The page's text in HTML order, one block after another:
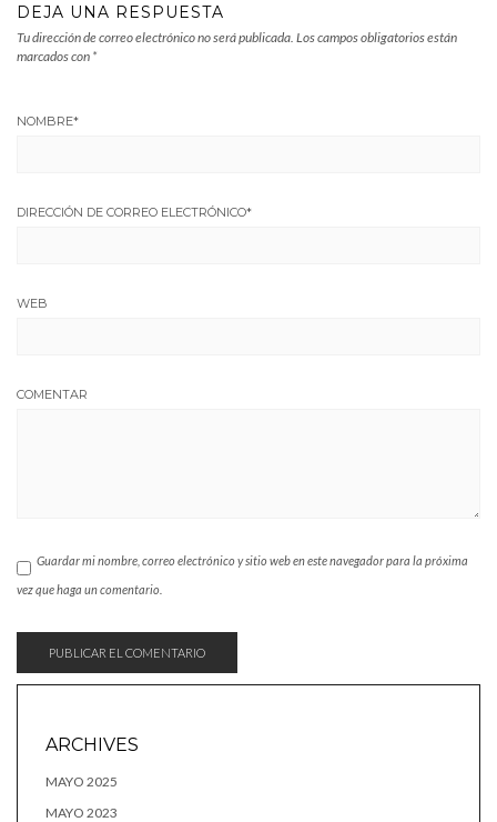
DEJA UNA RESPUESTA
Tu dirección de correo electrónico no será publicada. Los campos obligatorios están
marcados con *
NOMBRE*
DIRECCIÓN DE CORREO ELECTRÓNICO*
WEB
COMENTAR
Guardar mi nombre, correo electrónico y sitio web en este navegador para la próxima
vez que haga un comentario.
ARCHIVES
MAYO 2025
MAYO 2023